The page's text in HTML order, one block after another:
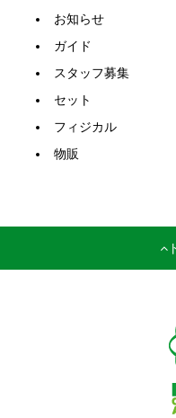
お知らせ
ガイド
スタッフ募集
セット
フィジカル
物販